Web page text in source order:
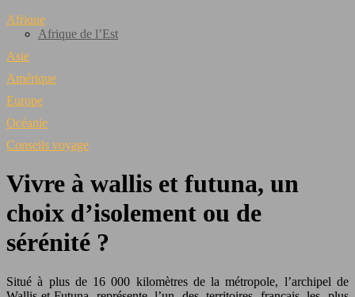
Afrique
Afrique de l’Est
Asie
Amérique
Europe
Océanie
Conseils voyage
Vivre à wallis et futuna, un
choix d’isolement ou de
sérénité ?
Situé à plus de 16 000 kilomètres de la métropole, l’archipel de